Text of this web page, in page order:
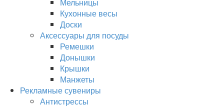
Кухонные весы
Доски
Аксессуары для посуды
Ремешки
Донышки
Крышки
Манжеты
Рекламные сувениры
Антистрессы